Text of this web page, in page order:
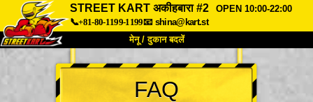
STREET KART अकीहबारा #2
OPEN 10:00-22:00
📞+81-80-1199-1199📧 shina@kart.st
मेनू / दुकान बदलें
TOP
हमारे बारे में विशेषताएँ कीमत
FAQ